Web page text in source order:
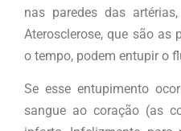
nas paredes das
Aterosclerose, que são as
o tempo, podem entupir o
Se esse entupimento
sangue ao coração (as